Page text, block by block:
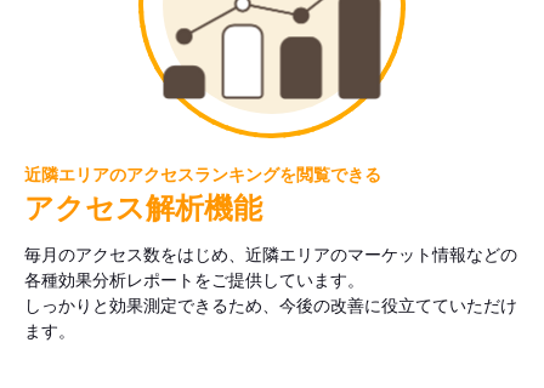
近隣エリアのアクセスランキングを閲覧できる
アクセス解析機能
毎月のアクセス数をはじめ、近隣エリアのマーケット情報などの
各種効果分析レポートをご提供しています。
しっかりと効果測定できるため、今後の改善に役立てていただけ
ます。